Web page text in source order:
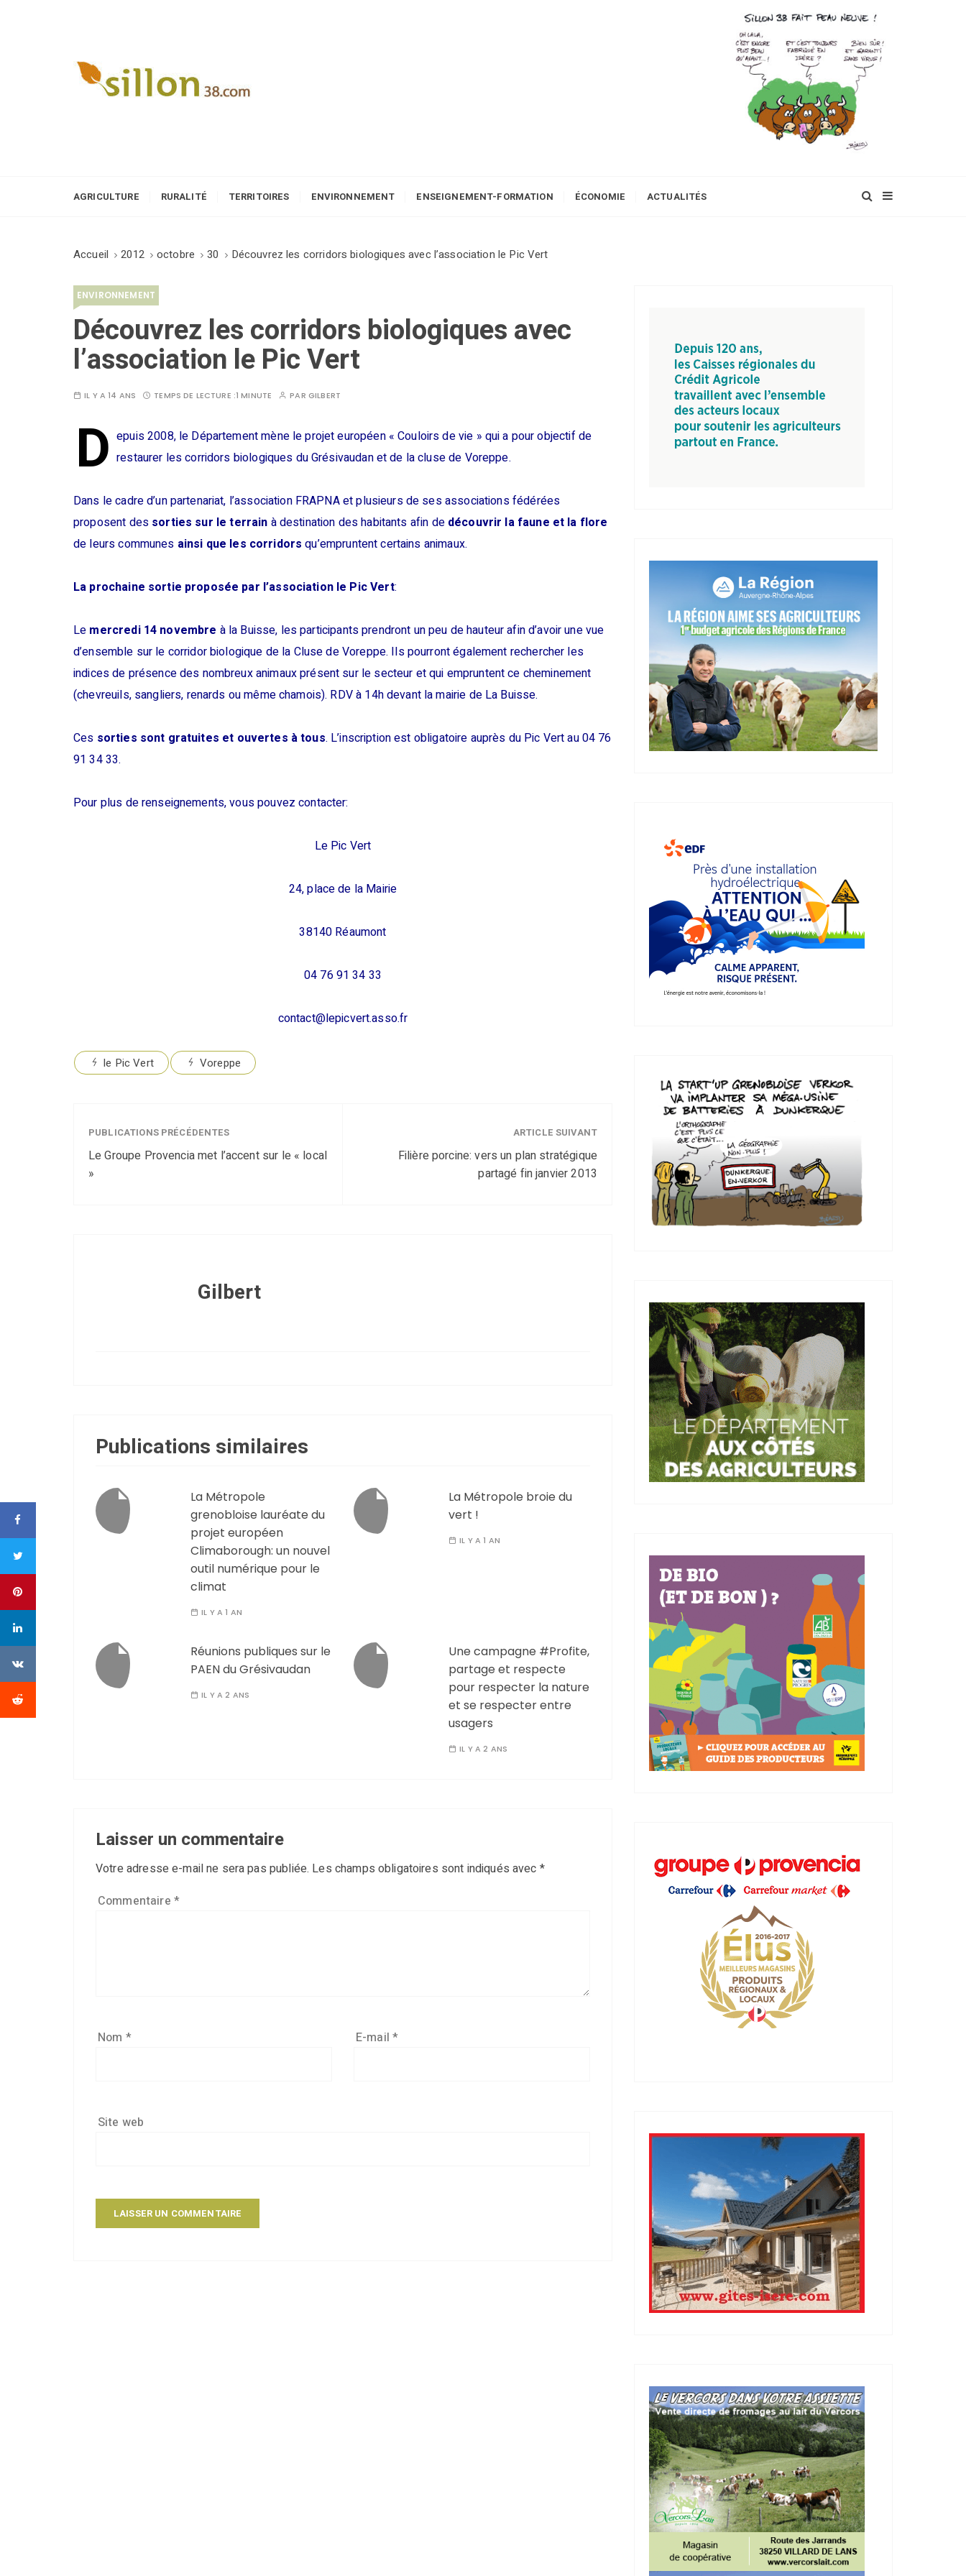
AGRICULTURE RURALITÉ TERRITOIRES ENVIRONNEMENT ENSEIGNEMENT-FORMATION ÉCONOMIE ACTUALITÉS
Accueil 2012 octobre 30 Découvrez les corridors biologiques avec l’association le Pic Vert
ENVIRONNEMENT
Découvrez les corridors biologiques avec
l’association le Pic Vert
IL Y A 14 ANS TEMPS DE LECTURE :1 MINUTE PAR GILBERT
D epuis 2008, le Département mène le projet européen « Couloirs de vie » qui a pour objectif de
restaurer les corridors biologiques du Grésivaudan et de la cluse de Voreppe.
Dans le cadre d’un partenariat, l’association FRAPNA et plusieurs de ses associations fédérées
proposent des sorties sur le terrain à destination des habitants afin de découvrir la faune et la flore
de leurs communes ainsi que les corridors qu’empruntent certains animaux.
La prochaine sortie proposée par l’association le Pic Vert:
Le mercredi 14 novembre à la Buisse, les participants prendront un peu de hauteur afin d’avoir une vue
d’ensemble sur le corridor biologique de la Cluse de Voreppe. Ils pourront également rechercher les
indices de présence des nombreux animaux présent sur le secteur et qui empruntent ce cheminement
(chevreuils, sangliers, renards ou même chamois). RDV à 14h devant la mairie de La Buisse.
Ces sorties sont gratuites et ouvertes à tous. L’inscription est obligatoire auprès du Pic Vert au 04 76
91 34 33.
Pour plus de renseignements, vous pouvez contacter:
Le Pic Vert
24, place de la Mairie
38140 Réaumont
04 76 91 34 33
contact@lepicvert.asso.fr
le Pic Vert Voreppe
PUBLICATIONS PRÉCÉDENTES
Le Groupe Provencia met l’accent sur le « local
»
ARTICLE SUIVANT
Filière porcine: vers un plan stratégique
partagé fin janvier 2013
Gilbert
Publications similaires
La Métropole
grenobloise lauréate du
projet européen
Climaborough: un nouvel
outil numérique pour le
climat
IL Y A 1 AN
La Métropole broie du
vert !
IL Y A 1 AN
Réunions publiques sur le
PAEN du Grésivaudan
IL Y A 2 ANS
Une campagne #Profite,
partage et respecte
pour respecter la nature
et se respecter entre
usagers
IL Y A 2 ANS
Laisser un commentaire
Votre adresse e-mail ne sera pas publiée. Les champs obligatoires sont indiqués avec *
Commentaire *
Nom * E-mail*
Site web